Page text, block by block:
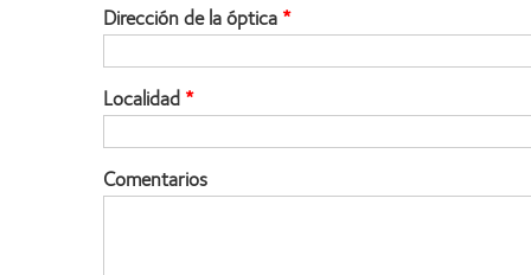
Dirección de la óptica
Localidad
Comentarios